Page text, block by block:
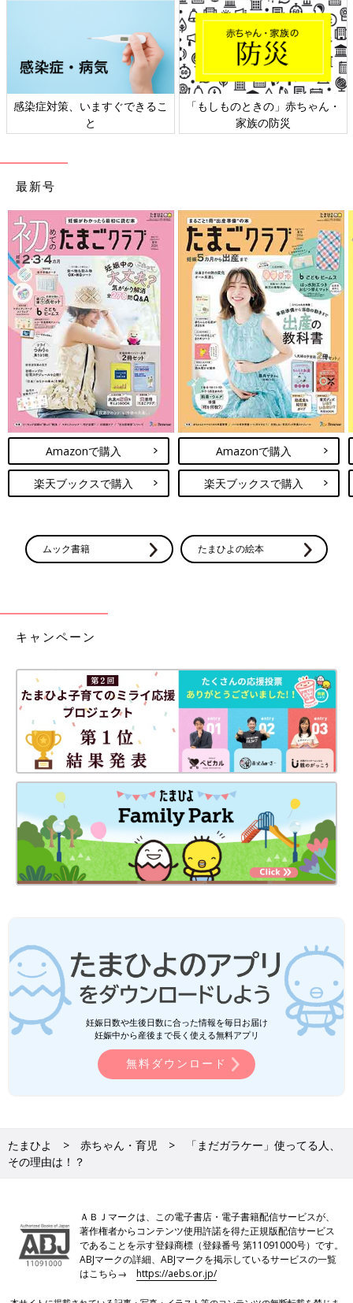
感染症対策、いますぐできるこ
と
「もしものときの」赤ちゃん・
家族の防災
最新号
Amazonで購入
楽天ブックスで購入
Amazonで購入
楽天ブックスで購入
ムック書籍 たまひよの絵本
キャンペーン
妊娠日数や生後日数に合った情報を毎日お届け
妊娠中から産後まで長く使える無料アプリ
無料ダウンロード
たまひよ 赤ちゃん・育児
「まだガラケー」使ってる人、
その理由は！？
ＡＢＪマークは、この電子書店・電子書籍配信サービスが、
著作権者からコンテンツ使用許諾を得た正規版配信サービス
であることを示す登録商標（登録番号 第11091000号）です。
ABJマークの詳細、ABJマークを掲示しているサービスの一覧
はこちら→https://aebs.or.jp/